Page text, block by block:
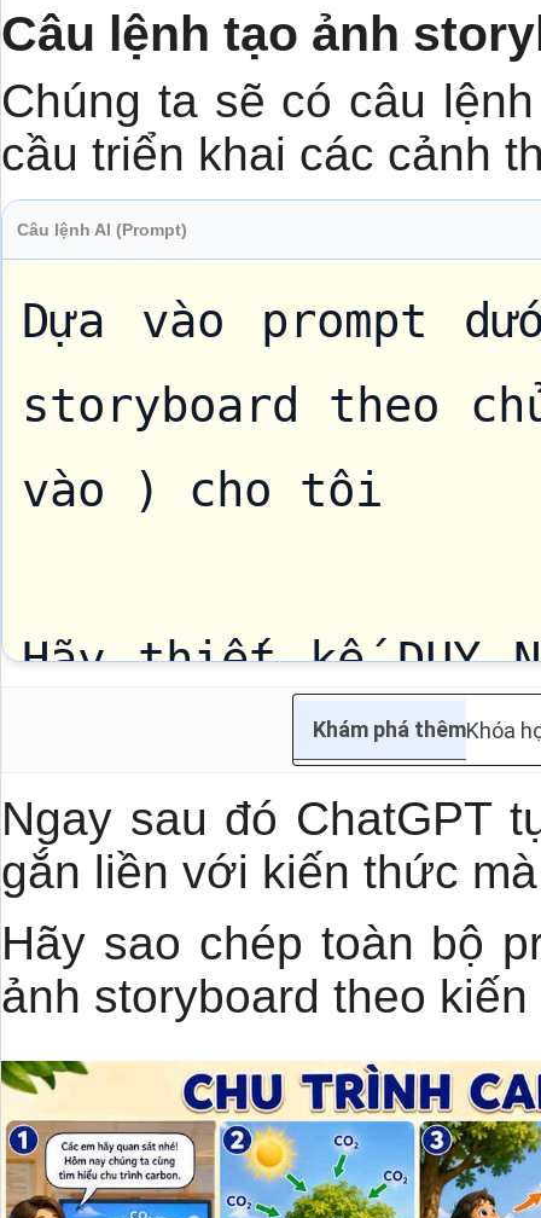
Câu lệnh tạo ảnh
Chúng ta sẽ có câu
cầu triển khai các cảnh
Câu lệnh AI (Prompt)
Dựa vào prompt
storyboard theo
vào ) cho tôi
Hãy thiết kế DUY
dục theo phong
chất lượng 4K,
Khoa học tự
Chủ đề
SỰ BAY HƠI VÀ
Khám phá thêmKhóa
Ngay sau đó ChatGPT
gắn liền với kiến thức
Hãy sao chép toàn bộ
ảnh storyboard theo